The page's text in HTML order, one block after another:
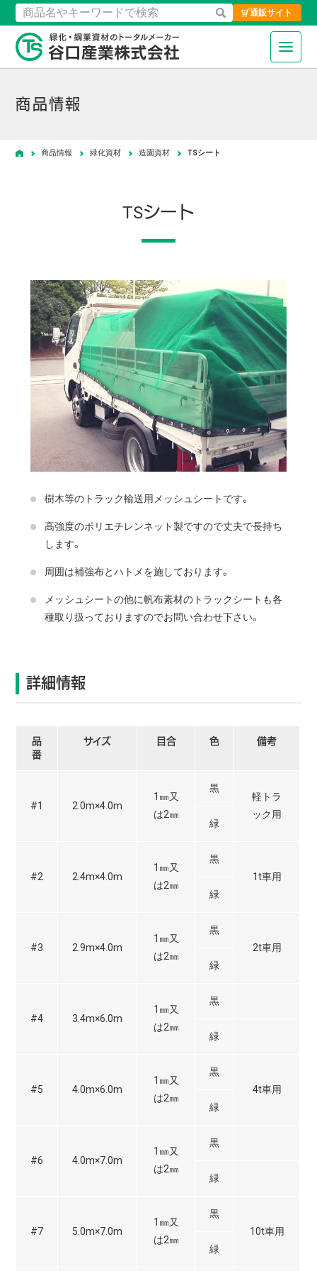
検索 通販サイト
緑化・鋼業資材のトータルメ
商品情報
ホーム商品情報 緑化資材 造園資材 TSシート
TSシート
樹木等のトラック輸送用メッシュシートです。
高強度のポリエチレンネット製ですので丈夫で長持ち
します。
周囲は補強布とハトメを施しております。
メッシュシートの他に帆布素材のトラックシートも各
種取り扱っておりますのでお問い合わせ下さい。
詳細情報
品
番
サイズ 目合 色 備考
#1 2.0m×4.0m
1㎜又
は2㎜
黒
軽トラ
ック用
緑
#2 2.4m×4.0m
1㎜又
は2㎜
黒
1t車用
緑
#3 2.9m×4.0m
1㎜又
は2㎜
黒
2t車用
緑
#4 3.4m×6.0m
1㎜又
は2㎜
黒
緑
#5 4.0m×6.0m
1㎜又
は2㎜
黒
4t車用
緑
#6 4.0m×7.0m
1㎜又
は2㎜
黒
緑
#7 5.0m×7.0m
1㎜又
は2㎜
黒
10t車用
緑